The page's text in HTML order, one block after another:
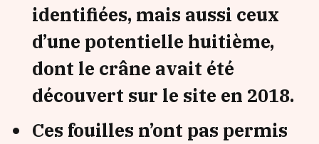
identifiées, mais aussi ceux
d’une potentielle huitième,
dont le crâne avait été
découvert sur le site en 2018.
Ces fouilles n’ont pas permis